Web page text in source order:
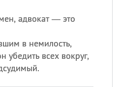
адвокат — это
в немилость,
убедить всех вокруг,